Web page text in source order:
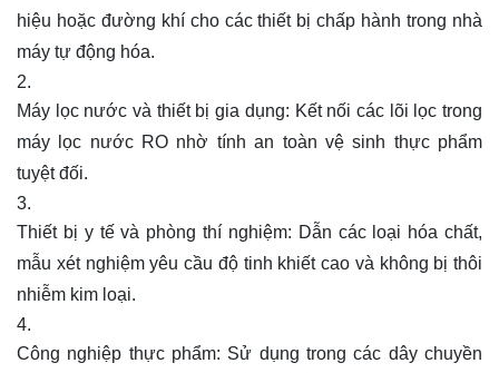
hiệu hoặc đường khí cho các thiết bị chấp hành trong nhà
máy tự động hóa.
Máy lọc nước và thiết bị gia dụng: Kết nối các lõi lọc trong
máy lọc nước RO nhờ tính an toàn vệ sinh thực phẩm
tuyệt đối.
Thiết bị y tế và phòng thí nghiệm: Dẫn các loại hóa chất,
mẫu xét nghiệm yêu cầu độ tinh khiết cao và không bị thôi
nhiễm kim loại.
Công nghiệp thực phẩm: Sử dụng trong các dây chuyền